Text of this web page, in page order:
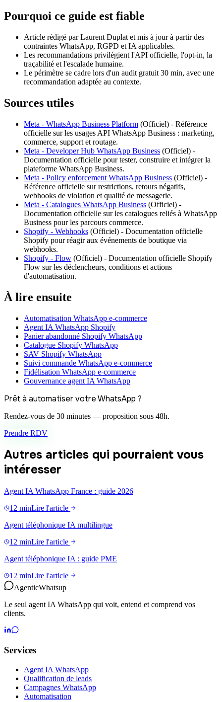
Pourquoi ce guide est fiable
Article rédigé par Laurent Duplat et mis à jour à partir des
contraintes WhatsApp, RGPD et IA applicables.
Les recommandations privilégient l'API officielle, l'opt-in, la
traçabilité et l'escalade humaine.
Le périmètre se cadre lors d'un audit gratuit 30 min, avec une
recommandation adaptée au contexte.
Sources utiles
Meta - WhatsApp Business Platform (Officiel) - Référence
officielle sur les usages API WhatsApp Business : marketing,
commerce, support et routage.
Meta - Developer Hub WhatsApp Business (Officiel) -
Documentation officielle pour tester, construire et intégrer la
plateforme WhatsApp Business.
Meta - Policy enforcement WhatsApp Business (Officiel) -
Référence officielle sur restrictions, retours négatifs,
webhooks de violation et qualité de messagerie.
Meta - Catalogues WhatsApp Business (Officiel) -
Documentation officielle sur les catalogues reliés à WhatsApp
Business pour les parcours commerce.
Shopify - Webhooks (Officiel) - Documentation officielle
Shopify pour réagir aux événements de boutique via
webhooks.
Shopify - Flow (Officiel) - Documentation officielle Shopify
Flow sur les déclencheurs, conditions et actions
d'automatisation.
À lire ensuite
Automatisation WhatsApp e-commerce
Agent IA WhatsApp Shopify
Panier abandonné Shopify WhatsApp
Catalogue Shopify WhatsApp
SAV Shopify WhatsApp
Suivi commande WhatsApp e-commerce
Fidélisation WhatsApp e-commerce
Gouvernance agent IA WhatsApp
Prêt à automatiser votre WhatsApp ?
Rendez-vous de 30 minutes — proposition sous 48h.
Prendre RDV
Autres articles qui pourraient vous
intéresser
Agent IA WhatsApp France : guide 2026
12 minLire l'article
Agent téléphonique IA multilingue
12 minLire l'article
Agent téléphonique IA : guide PME
12 minLire l'article
AgenticWhatsup
Le seul agent IA WhatsApp qui voit, entend et comprend vos
clients.
Services
Agent IA WhatsApp
Qualification de leads
Campagnes WhatsApp
Automatisation